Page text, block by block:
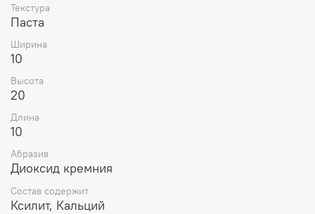
Текстура
Паста
Ширина
10
Высота
20
Длина
10
Абразив
Диоксид кремния
Состав содержит
Ксилит, Кальций